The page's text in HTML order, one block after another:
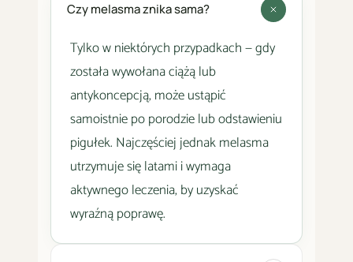
Czy melasma znika sama?
Tylko w niektórych przypadkach — gdy
została wywołana ciążą lub
antykoncepcją, może ustąpić
samoistnie po porodzie lub odstawieniu
pigułek. Najczęściej jednak melasma
utrzymuje się latami i wymaga
aktywnego leczenia, by uzyskać
wyraźną poprawę.